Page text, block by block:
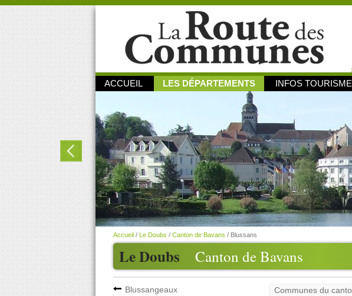
ACCUEIL LES DÉPARTEMENTS INFOS TOURISME
Le Doubs Canton de Bavans
Accueil / Le Doubs / Canton de Bavans / Blussans
Blussangeaux